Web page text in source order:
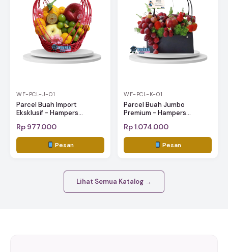
WF-PCL-J-01
Parcel Buah Import
Eksklusif - Hampers...
Rp 977.000
Pesan
WF-PCL-K-01
Parcel Buah Jumbo
Premium - Hampers...
Rp 1.074.000
Pesan
Lihat Semua Katalog →